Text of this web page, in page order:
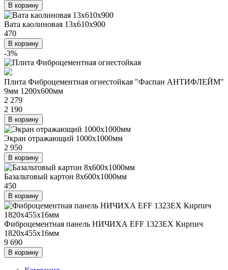
В корзину
Вата каолиновая 13x610x900
470
В корзину
-3%
Плита Фиброцементная огнестойкая "Фаспан АНТИФЛЕЙМ"
9мм 1200х600мм
2 279
2 190
В корзину
Экран отражающий 1000х1000мм
2 950
В корзину
Базальтовый картон 8х600х1000мм
450
В корзину
Фиброцементная панель НИЧИХА EFF 1323EX Кирпич
1820х455х16мм
9 690
В корзину